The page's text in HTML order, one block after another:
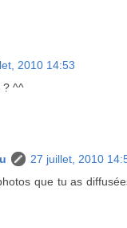
2010 14:53
? ^^
27 juillet, 2010
que tu as